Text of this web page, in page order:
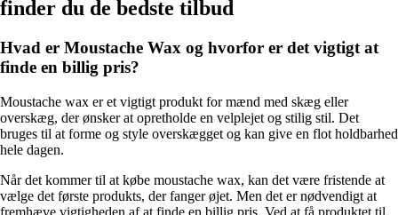
finder du de bedste tilbud
Hvad er Moustache Wax og hvorfor er det vigtigt at
finde en billig pris?
Moustache wax er et vigtigt produkt for mænd med skæg eller
overskæg, der ønsker at opretholde en velplejet og stilig stil. Det
bruges til at forme og style overskægget og kan give en flot holdbarhed
hele dagen.
Når det kommer til at købe moustache wax, kan det være fristende at
vælge det første produkts, der fanger øjet. Men det er nødvendigt at
fremhæve vigtigheden af at finde en billig pris. Ved at få produktet til